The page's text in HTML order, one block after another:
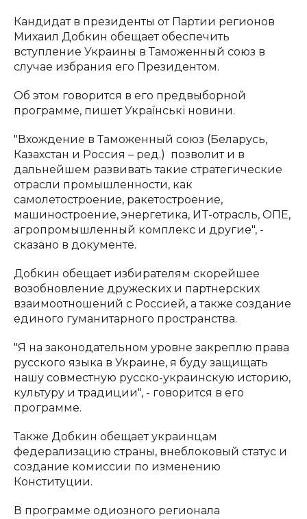
Кандидат в президенты от Партии регионов
Михаил Добкин обещает обеспечить
вступление Украины в Таможенный союз в
случае избрания его Президентом.
Об этом говорится в его предвыборной
программе, пишет Українські новини.
"Вхождение в Таможенный союз (Беларусь,
Казахстан и Россия – ред.) позволит и в
дальнейшем развивать такие стратегические
отрасли промышленности, как
самолетостроение, ракетостроение,
машиностроение, энергетика, ИT-отрасль, ОПЕ,
агропромышленный комплекс и другие", -
сказано в документе.
Добкин обещает избирателям скорейшее
возобновление дружеских и партнерских
взаимоотношений с Россией, а также создание
единого гуманитарного пространства.
"Я на законодательном уровне закреплю права
русского языка в Украине, я буду защищать
нашу совместную русско-украинскую историю,
культуру и традиции", - говорится в его
программе.
Также Добкин обещает украинцам
федерализацию страны, внеблоковый статус и
создание комиссии по изменению
Конституции.
В программе одиозного регионала